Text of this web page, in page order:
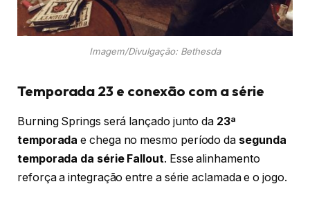
Imagem/Divulgação: Bethesda
Temporada 23 e conexão com a série
Burning Springs será lançado junto da 23ª
temporada e chega no mesmo período da segunda
temporada da série Fallout. Esse alinhamento
reforça a integração entre a série aclamada e o jogo.